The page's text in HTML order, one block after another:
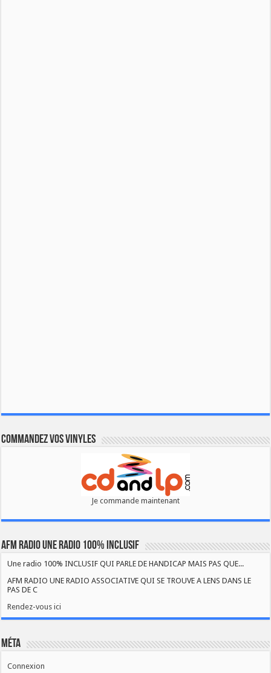
Commandez vos vinyles
Je commande maintenant
AFM RADIO UNE RADIO 100% INCLUSIF
Une radio 100% INCLUSIF QUI PARLE DE HANDICAP MAIS PAS QUE...
AFM RADIO UNE RADIO ASSOCIATIVE QUI SE TROUVE A LENS DANS LE
PAS DE C
Rendez-vous ici
Méta
Connexion